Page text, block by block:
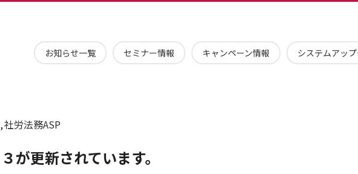
お知らせ一覧 セミナー情報 キャンペーン情報 システムアッ
社労法務ASP
が更新されています。